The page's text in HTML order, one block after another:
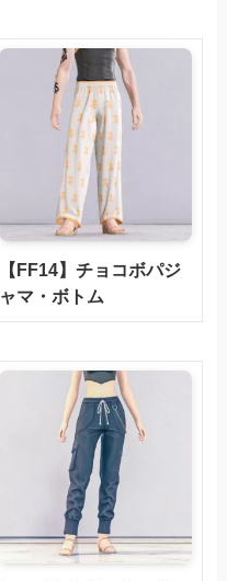
【FF14】チョコボパジ
ャマ・ボトム